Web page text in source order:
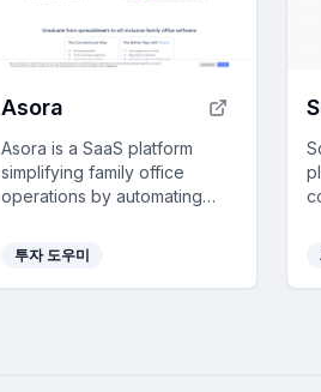
Asora
Asora is a SaaS platform
simplifying family office
operations by automating
on-demand, customized
performance reports.
투자 도우미